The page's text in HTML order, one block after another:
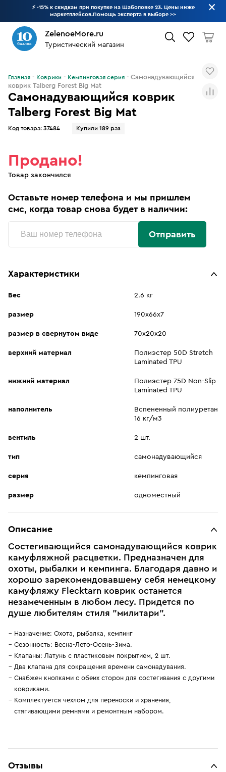
⚡ -15% к скидкам при покупке на Шаболовке 23. Цены ниже
маркетплейсов.Помощь эксперта в выборе >>
ZelenoeMore.ru
Туристический магазин
Самонадувающийся коврик
Talberg Forest Big Mat
Код товара: 37484 Купили 189 раз
Главная Коврики Кемпинговая серия
Самонадувающийся
коврик Talberg Forest Big Mat
Продано!
Товар закончился
Оставьте номер телефона и мы пришлем
смс, когда товар снова будет в наличии:
Отправить
Характеристики
Вес 2.6 кг
размер 190х66х7
размер в свернутом виде 70х20х20
верхний материал
Полиэстер 50D Stretch
Laminated TPU
нижний материал
Полиэстер 75D Non-Slip
Laminated TPU
наполнитель
Вспененный полиуретан
16 кг/м3
вентиль 2 шт.
тип самонадувающийся
серия кемпинговая
размер одноместный
Описание
Состегивающийся самонадувающийся коврик
камуфляжной расцветки. Предназначен для
охоты, рыбалки и кемпинга. Благодаря давно и
хорошо зарекомендовавшему себя немецкому
камуфляжу Flecktarn коврик останется
незамеченным в любом лесу. Придется по
душе любителям стиля "милитари".
Назначение: Охота, рыбалка, кемпинг
Сезонность: Весна-Лето-Осень-Зима.
Клапаны: Латунь с пластиковым покрытием, 2 шт.
Два клапана для сокращения времени самонадувания.
Снабжен кнопками с обеих сторон для состегивания с другими
ковриками.
Комплектуется чехлом для переноски и хранения,
стягивающими ремнями и ремонтным набором.
Отзывы